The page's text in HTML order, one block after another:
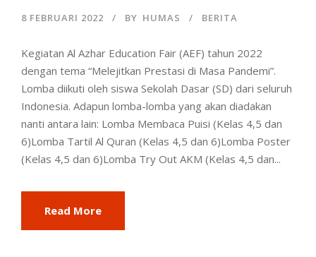
8 FEBRUARI 2022 BY HUMAS BERITA
Kegiatan Al Azhar Education Fair (AEF) tahun 2022
dengan tema “Melejitkan Prestasi di Masa Pandemi”.
Lomba diikuti oleh siswa Sekolah Dasar (SD) dari seluruh
Indonesia. Adapun lomba-lomba yang akan diadakan
nanti antara lain: Lomba Membaca Puisi (Kelas 4,5 dan
6)Lomba Tartil Al Quran (Kelas 4,5 dan 6)Lomba Poster
(Kelas 4,5 dan 6)Lomba Try Out AKM (Kelas 4,5 dan...
Read More